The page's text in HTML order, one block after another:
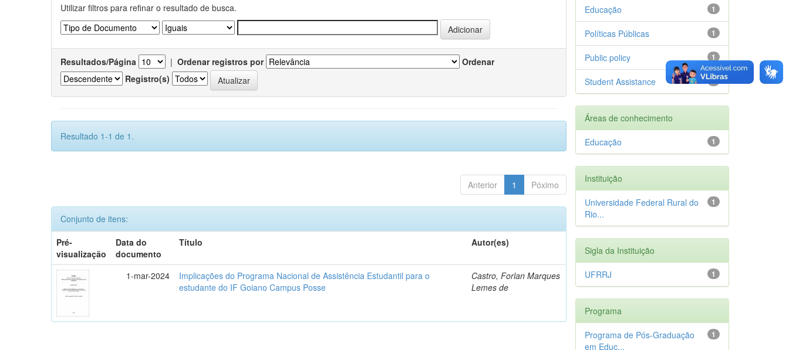
Utilizar filtros para refinar o resultado de busca.
Resultados/Página | Ordenar registros por
Ordenar
Registro(s)
Resultado 1-1 de 1.
Anterior 1 Póximo
Conjunto de itens:
Pré-
visualização
Data do
documento
Título Autor(es)
1-mar-2024
Implicações do Programa Nacional de Assistência Estudantil para o
estudante do IF Goiano Campus Posse
Castro, Forlan Marques
Lemes de
1
Educação
1
Políticas Públicas
1
Public policy
1
Student Assistance
Áreas de conhecimento
1
Educação
Instituição
1
Universidade Federal Rural do
Rio...
Sigla da Instituição
1
UFRRJ
Programa
1
Programa de Pós-Graduação
em Educ...